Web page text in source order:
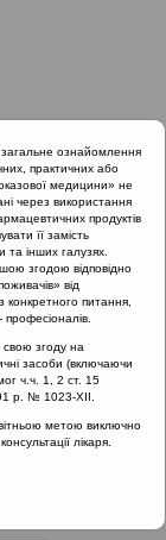
з
загальне ознайомлення
практичних або
медицини» не
через використання
продуктів
її замість
та інших галузях.
згодою відповідно
від
питання,
професіоналів.
свою згоду на
засоби (включаючи
ч.ч. 1, 2 ст. 15
р. № 1023-XII.
метою виключно
лікаря.